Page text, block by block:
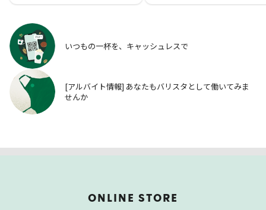
いつもの一杯を、キャッシュレスで
[アルバイト情報] あなたもバリスタとして働いてみま
せんか
ONLINE STORE